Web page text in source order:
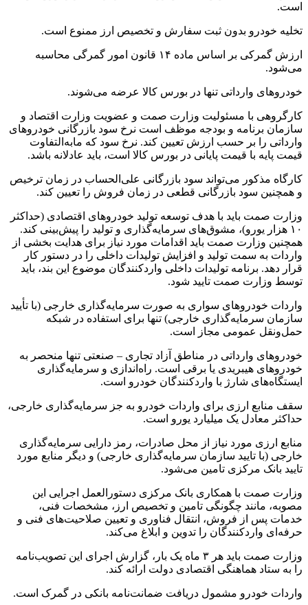
است.
تخلیه خودرو بدون ثبت سفارش و تخصیص ارز ممنوع است.
ارزش گمرکی بر اساس ماده ۱۴ قانون امور گمرگی محاسبه
می‌شود.
خودروهای وارداتی تنها در بورس کالا عرضه می‌شوند.
کارگروهی با مسئولیت وزارت صمت و عضویت وزارت اقتصاد و
سازمان برنامه و بودجه موظف است نرخ سود بازرگانی خودروهای
وارداتی را بر حسب ارزش تعیین کند. نرخ سود که مابه‌التفاوت
قیمت پایه با قیمت پایانی در بورس کالا است، باید عادلانه باشد.
کارگاه مذکور می‌تواند سود بازرگانی علی‌الحساب در زمان ترخیص
و همچنین سود بازرگانی قطعی در زمان فروش را تعیین کند.
وزارت صمت باید با هدف توسعه تولید خودروهای اقتصادی (حداکثر
۱۰ هزار یورو)، مشوق‌های سرمایه‌گذاری و تولید را پیش‌بینی کند.
همچنین وزارت صمت باید اقدامات مورد نیاز برای هدایت بخشی از
واردات به سمت تولید و افزایش تولیدات داخلی را در دستور کار
قرار دهد. برنامه تولیدات داخلی واردکنندگان موضوع این بند، باید
توسط وزارت صمت تایید شود.
واردات خودروهای سواری به‌ صورت سرمایه‌گذاری خارجی (با تأیید
سازمان سرمایه‌گذاری خارجی)‌ تنها برای استفاده در شبکه
حمل‌ونقل عمومی مجاز است.
خودروهای وارداتی در مناطق آزاد تجاری – صنعتی تنها منحصر به
خودروهای هیبریدی یا برقی است. راه‌اندازی و سرمایه‌گذاری
ایستگاه‌های شارژ با واردکنندگان خودرو است.
سقف منابع ارزی برای واردات خودرو به جز سرمایه‌گذاری خارجی،
حداکثر معادل یک میلیارد یورو است.
منابع ارزی مورد نیاز از محل صادرات، رمز دارایی سرمایه‌گذاری
خارجی (با تایید سازمان سرمایه‌گذاری خارجی) و دیگر منابع مورد
تایید بانک مرکزی تامین می‌شود.
وزارت صمت با همکاری بانک مرکزی دستور‌العمل اجرایی این
مصوبه، مانند چگونگی تامین و تخصیص ارز،‌ مشخصات فنی،‌
خدمات پس از فروش، انتقال فناوری و تعیین صلاحیت‌های فنی و
حرفه‌ای واردکنندگان را تدوین و ابلاغ می‌کند.
وزارت صمت باید هر ۳ ماه یک بار، گزارش اجرای این تصویب‌نامه
را به ستاد هماهنگی اقتصادی دولت ارائه کند.
واردات خودرو مشمول دریافت ضمانت‌نامه بانکی در گمرک است.